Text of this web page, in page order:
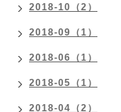
2018-10（2）
2018-09（1）
2018-06（1）
2018-05（1）
2018-04（2）